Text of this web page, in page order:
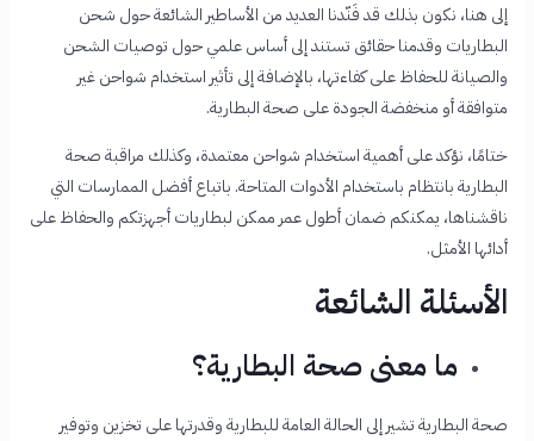
إلى هنا، نكون بذلك قد فَنّدنا العديد من الأساطير الشائعة حول شحن
البطاريات وقدمنا حقائق تستند إلى أساس علمي حول توصيات الشحن
والصيانة للحفاظ على كفاءتها، بالإضافة إلى تأثير استخدام شواحن غير
متوافقة أو منخفضة الجودة على صحة البطارية.
ختامًا، نؤكد على أهمية استخدام شواحن معتمدة، وكذلك مراقبة صحة
البطارية بانتظام باستخدام الأدوات المتاحة. باتباع أفضل الممارسات التي
ناقشناها، يمكنكم ضمان أطول عمر ممكن لبطاريات أجهزتكم والحفاظ على
أدائها الأمثل.
الأسئلة الشائعة
ما معنى صحة البطارية؟
صحة البطارية تشير إلى الحالة العامة للبطارية وقدرتها على تخزين وتوفير